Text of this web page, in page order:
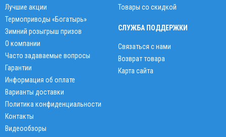
Лучшие акции
Термоприводы «Богатырь»
Зимний розыгрыш призов
О компании
Часто задаваемые вопросы
Гарантии
Информация об оплате
Варианты доставки
Политика конфиденциальности
Контакты
Видеообзоры
Товары со скидкой
СЛУЖБА ПОДДЕРЖКИ
Связаться с нами
Возврат товара
Карта сайта